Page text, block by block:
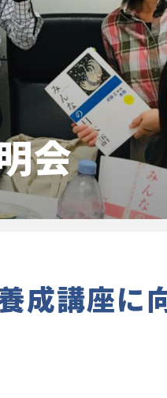
会
成講座に